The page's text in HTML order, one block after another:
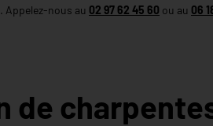
Appelez-nous au 02 97 62 45 60 ou au 06
de